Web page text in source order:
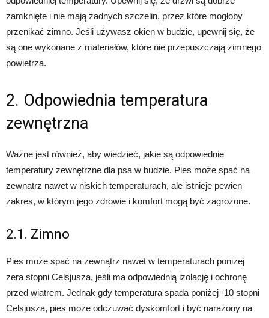
zamknięte i nie mają żadnych szczelin, przez które mogłoby
przenikać zimno. Jeśli używasz okien w budzie, upewnij się, że
są one wykonane z materiałów, które nie przepuszczają zimnego
powietrza.
2. Odpowiednia temperatura
zewnętrzna
Ważne jest również, aby wiedzieć, jakie są odpowiednie
temperatury zewnętrzne dla psa w budzie. Pies może spać na
zewnątrz nawet w niskich temperaturach, ale istnieje pewien
zakres, w którym jego zdrowie i komfort mogą być zagrożone.
2.1. Zimno
Pies może spać na zewnątrz nawet w temperaturach poniżej
zera stopni Celsjusza, jeśli ma odpowiednią izolację i ochronę
przed wiatrem. Jednak gdy temperatura spada poniżej -10 stopni
Celsjusza, pies może odczuwać dyskomfort i być narażony na